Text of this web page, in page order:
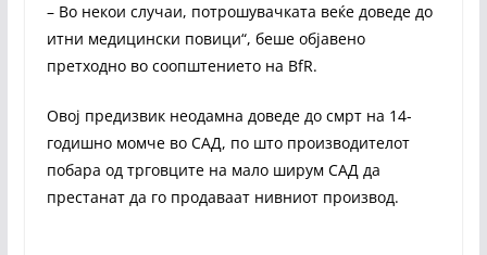
– Во некои случаи, потрошувачката веќе доведе до
итни медицински повици“, беше објавено
претходно во соопштението на BfR.
Овој предизвик неодамна доведе до смрт на 14-
годишно момче во САД, по што производителот
побара од трговците на мало ширум САД да
престанат да го продаваат нивниот производ.